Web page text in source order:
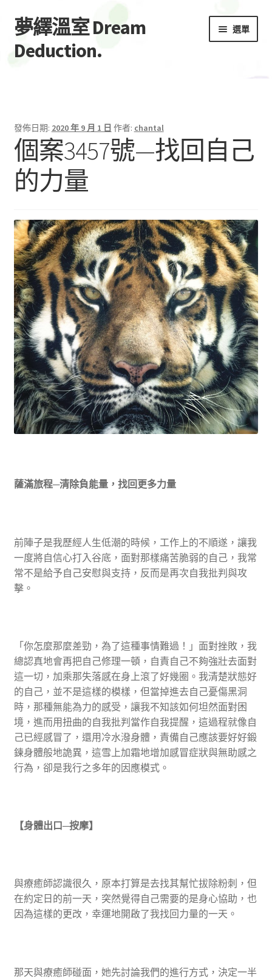
跳
至
導
跳
至
主
夢繹溫室 Dream
Deduction.
選單
子
選
聯絡/預約
水無月Minazuki
選
單
發佈日期: 2020 年 9 月 1 日 作者: chantal
個案3457號—找回自己
的力量
薩滿旅程─清除負能量，找回更多力量
前陣子是我歷經人生低潮的時候，工作上的不順遂，讓我
一度將自信心打入谷底，面對那樣痛苦脆弱的自己，我常
常不是給予自己安慰與支持，反而是再次自我批判與攻
擊。
「你怎麼那麼差勁，為了這種事情難過！」面對挫敗，我
總認真地會再把自己修理一頓，自責自己不夠強壯去面對
這一切，加乘那失落感在身上滾了好幾圈。我清楚狀態好
的自己，並不是這樣的模樣，但當掉進去自己憂傷黑洞
時，那種無能為力的感受，讓我不知該如何坦然面對困
境，進而用扭曲的自我批判當作自我提醒，這過程就像自
己已經感冒了，還用冷水潑身體，責備自己應該要好好鍛
鍊身體般地詭異，這雪上加霜地增加感冒症狀與無助感之
行為，卻是我行之多年的因應模式。
【身體出口─按摩】
與療癒師認識很久，原本打算是去找其幫忙拔除粉刺，但
在約定日的前一天，突然覺得自己需要的是身心協助，也
因為這樣的更改，幸運地開啟了我找回力量的一天。
那天與療癒師碰面，她先討論我們的進行方式，決定一半